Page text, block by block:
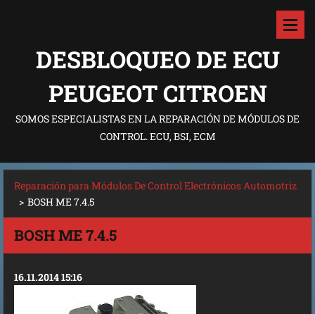
DESBLOQUEO DE ECU
PEUGEOT CITROEN
SOMOS ESPECIALISTAS EN LA REPARACIÓN DE MÓDULOS DE
CONTROL. ECU, BSI, ECM
Reparación para Módulos De Control Electrónicos Automotriz
> BOSH ME 7.4.5
BOSH ME 7.4.5
16.11.2014 15:16